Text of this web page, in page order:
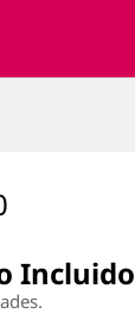
Incluido